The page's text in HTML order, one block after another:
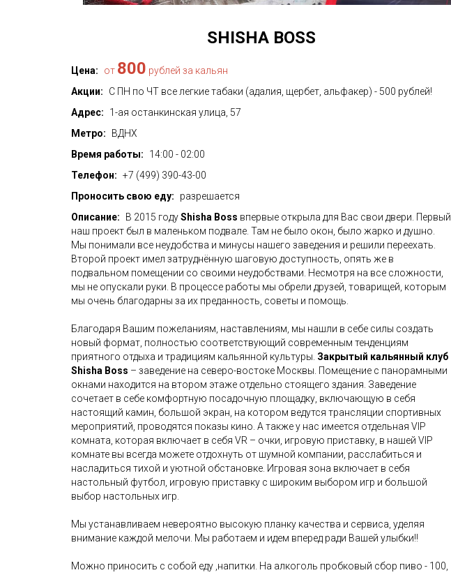
SHISHA BOSS
Цена: от 800 рублей за кальян
Акции:
С ПН по ЧТ все легкие табаки (адалия, щербет, альфакер) - 500 рублей!
Адрес:
1-ая останкинская улица, 57
Метро:
ВДНХ
Время работы:
14:00 - 02:00
Телефон: +7 (499) 390-43-00
Проносить свою еду:
разрешается
Описание:
В 2015 годуShisha Boss впервые открыла для Вас свои двери. Первый
наш проект был в маленьком подвале. Там не было окон, было жарко и душно.
Мы понимали все неудобства и минусы нашего заведения и решили переехать.
Второй проект имел затруднённую шаговую доступность, опять же в
подвальном помещении со своими неудобствами. Несмотря на все сложности,
мы не опускали руки. В процессе работы мы обрели друзей, товарищей, которым
мы очень благодарны за их преданность, советы и помощь.
Благодаря Вашим пожеланиям, наставлениям, мы нашли в себе силы создать
новый формат, полностью соответствующий современным тенденциям
приятного отдыха и традициям кальянной культуры. Закрытый кальянный клуб
Shisha Boss – заведение на северо-востоке Москвы. Помещение с панорамными
окнами находится на втором этаже отдельно стоящего здания. Заведение
сочетает в себе комфортную посадочную площадку, включающую в себя
настоящий камин, большой экран, на котором ведутся трансляции спортивных
мероприятий, проводятся показы кино. А также у нас имеется отдельная VIP
комната, которая включает в себя VR – очки, игровую приставку, в нашей VIP
комнате вы всегда можете отдохнуть от шумной компании, расслабиться и
насладиться тихой и уютной обстановке. Игровая зона включает в себя
настольный футбол, игровую приставку с широким выбором игр и большой
выбор настольных игр.
Мы устанавливаем невероятно высокую планку качества и сервиса, уделяя
внимание каждой мелочи. Мы работаем и идем вперед ради Вашей улыбки!!
Можно приносить с собой еду ,напитки. На алкоголь пробковый сбор пиво - 100,